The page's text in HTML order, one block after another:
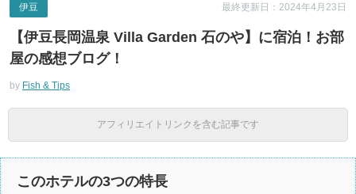
最終更新日：2024年4月23日
伊豆
【伊豆長岡温泉 Villa Garden 石のや】に宿泊！お部
屋の感想ブログ！
by Fish & Tips
アフィリエイトリンクを含む記事です
このホテルの3つの特長